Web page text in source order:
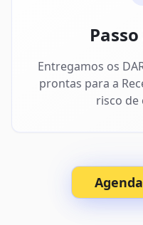
Entregamos os
prontas para a
risco de